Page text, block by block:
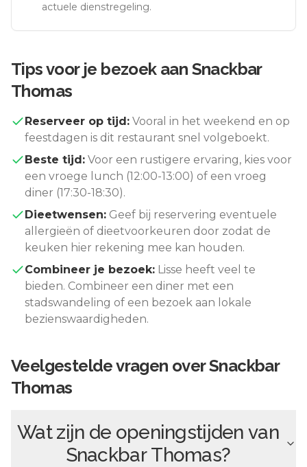
actuele dienstregeling.
Tips voor je bezoek aan Snackbar
Thomas
Reserveer op tijd: Vooral in het weekend en op
feestdagen is dit restaurant snel volgeboekt.
Beste tijd: Voor een rustigere ervaring, kies voor
een vroege lunch (12:00-13:00) of een vroeg
diner (17:30-18:30).
Dieetwensen: Geef bij reservering eventuele
allergieën of dieetvoorkeuren door zodat de
keuken hier rekening mee kan houden.
Combineer je bezoek: Lisse heeft veel te
bieden. Combineer een diner met een
stadswandeling of een bezoek aan lokale
bezienswaardigheden.
Veelgestelde vragen overSnackbar
Thomas
Wat zijn de openingstijden van
Snackbar Thomas?